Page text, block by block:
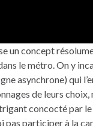
un concept
le métro. On y
asynchrone) qui
de leurs choix,
concocté par
pas participer à la